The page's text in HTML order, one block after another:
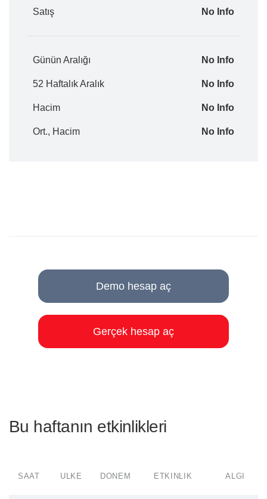
Satış No Info
Günün Aralığı No Info
52 Haftalık Aralık No Info
Hacim No Info
Ort., Hacim No Info
Demo hesap aç
Gerçek hesap aç
Bu haftanın etkinlikleri
SAAT ÜLKE DÖNEM ETKINLIK ALGI